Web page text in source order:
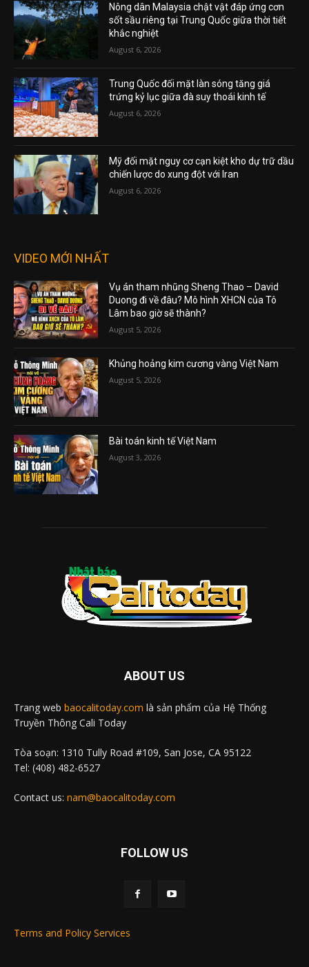
Nông dân Malaysia chật vật đáp ứng cơn
sốt sầu riêng tại Trung Quốc giữa thời tiết
khắc nghiệt
August 6, 2026
Trung Quốc đối mặt làn sóng tăng giá
trứng kỷ lục giữa đà suy thoái kinh tế
August 6, 2026
Mỹ đối mặt nguy cơ cạn kiệt kho dự trữ dầu
chiến lược do xung đột với Iran
August 6, 2026
VIDEO MỚI NHẤT
Vụ án tham nhũng Sheng Thao – David
Duong đi về đâu? Mô hình XHCN của Tô
Lâm bao giờ sẽ thành?
August 5, 2026
Khủng hoảng kim cương vàng Việt Nam
August 5, 2026
Bài toán kinh tế Việt Nam
August 3, 2026
ABOUT US
Trang web baocalitoday.com là sản phẩm của Hệ Thống
Truyền Thông Cali Today
Tòa soạn: 1310 Tully Road #109, San Jose, CA 95122
Tel: (408) 482-6527
Contact us: nam@baocalitoday.com
FOLLOW US
Terms and Policy Services